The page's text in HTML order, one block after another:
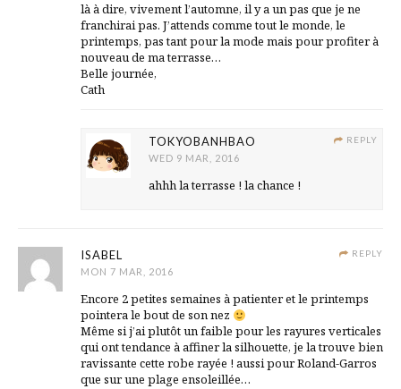
là à dire, vivement l’automne, il y a un pas que je ne
franchirai pas. J’attends comme tout le monde, le
printemps, pas tant pour la mode mais pour profiter à
nouveau de ma terrasse…
Belle journée,
Cath
REPLY
TOKYOBANHBAO
WED 9 MAR, 2016
ahhh la terrasse ! la chance !
REPLY
ISABEL
MON 7 MAR, 2016
Encore 2 petites semaines à patienter et le printemps
pointera le bout de son nez
Même si j’ai plutôt un faible pour les rayures verticales
qui ont tendance à affiner la silhouette, je la trouve bien
ravissante cette robe rayée ! aussi pour Roland-Garros
que sur une plage ensoleillée…